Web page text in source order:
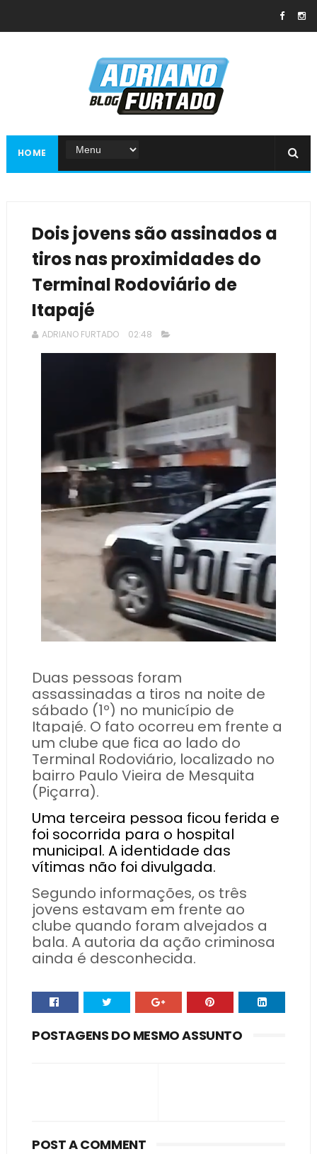
HOME
Dois jovens são assinados a
tiros nas proximidades do
Terminal Rodoviário de
Itapajé
ADRIANO FURTADO 02:48
Duas pessoas foram
assassinadas a tiros na noite de
sábado (1º) no município de
Itapajé. O fato ocorreu em frente a
um clube que fica ao lado do
Terminal Rodoviário, localizado no
bairro Paulo Vieira de Mesquita
(Piçarra).
Uma terceira pessoa ficou ferida e
foi socorrida para o hospital
municipal. A identidade das
vítimas não foi divulgada.
Segundo informações, os três
jovens estavam em frente ao
clube quando foram alvejados a
bala. A autoria da ação criminosa
ainda é desconhecida.
POSTAGENS DO MESMO ASSUNTO
POST A COMMENT